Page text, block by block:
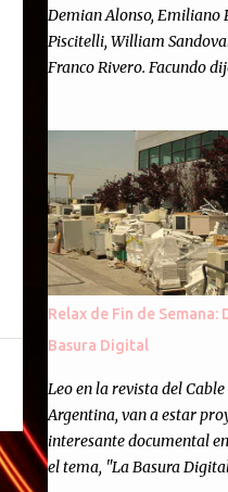
Demian Alonso, Emiliano
Piscitelli, William
Franco Rivero. Facundo
Cincuenta ocasiones para
contacto con ustedes y
de tecnología más
nuestra propia óptica: un
independiente e
nos ocurrió que estemos
cuando digo "todos" me
semanario como panelista,
eso se nos ocurrió la idea
vivo. La tarea no fué facil,
coordinar horarios,
configurar muchos
Relax de Fin de Semana:
Basura Digital
Leo en la revista del
Argentina, van a estar
interesante documental
el tema, "La Basura